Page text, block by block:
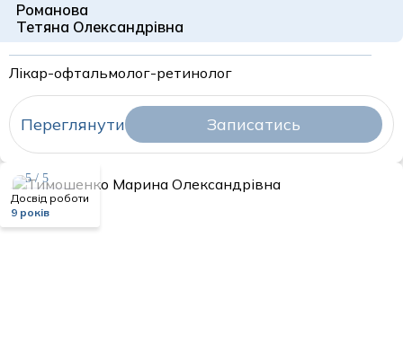
Романова
Тетяна Олександрівна
Лікар-офтальмолог-ретинолог
Переглянути Записатись
5 / 5
Досвід роботи
9 років